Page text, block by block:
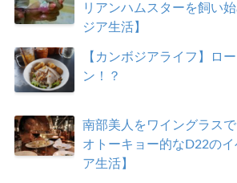
リアンハムスターを飼い
ジア生活】
【カンボジアライフ】ロ
ン！？
南部美人をワイングラス
オトーキョー的なD22の
ア生活】